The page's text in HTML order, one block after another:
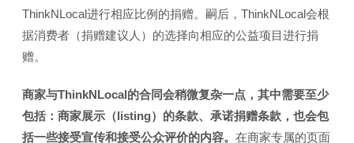
ThinkNLocal进行相应比例的捐赠。嗣后，ThinkNLocal会根
据消费者（捐赠建议人）的选择向相应的公益项目进行捐
赠。
商家与ThinkNLocal的合同会稍微复杂一点，其中需要至少
包括：商家展示（listing）的条款、承诺捐赠条款，也会包
括一些接受宣传和接受公众评价的内容。 在商家专属的页面